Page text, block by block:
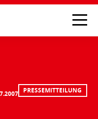
PRESSEMITTEILUNG